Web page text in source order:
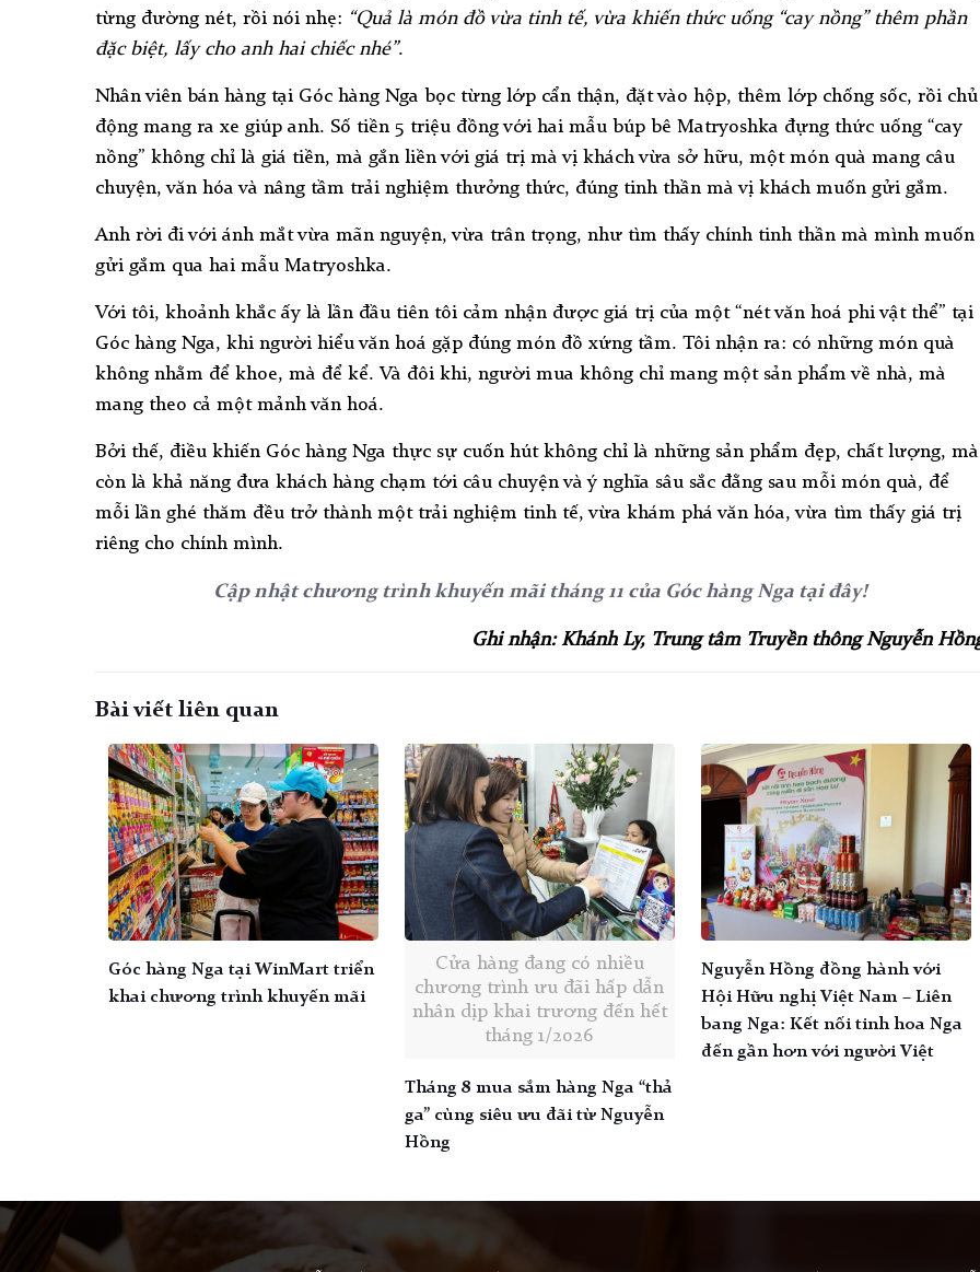
từng đường nét, rồi nói nhẹ: “Quả là món đồ vừa tinh tế, vừa khiến thức uống “cay nồng” thêm phần
đặc biệt, lấy cho anh hai chiếc nhé”.
Nhân viên bán hàng tại Góc hàng Nga bọc từng lớp cẩn thận, đặt vào hộp, thêm lớp chống sốc, rồi chủ
động mang ra xe giúp anh. Số tiền 5 triệu đồng với hai mẫu búp bê Matryoshka đựng thức uống “cay
nồng” không chỉ là giá tiền, mà gắn liền với giá trị mà vị khách vừa sở hữu, một món quà mang câu
chuyện, văn hóa và nâng tầm trải nghiệm thưởng thức, đúng tinh thần mà vị khách muốn gửi gắm.
Anh rời đi với ánh mắt vừa mãn nguyện, vừa trân trọng, như tìm thấy chính tinh thần mà mình muốn
gửi gắm qua hai mẫu Matryoshka.
Với tôi, khoảnh khắc ấy là lần đầu tiên tôi cảm nhận được giá trị của một “nét văn hoá phi vật thể” tại
Góc hàng Nga, khi người hiểu văn hoá gặp đúng món đồ xứng tầm. Tôi nhận ra: có những món quà
không nhằm để khoe, mà để kể. Và đôi khi, người mua không chỉ mang một sản phẩm về nhà, mà
mang theo cả một mảnh văn hoá.
Bởi thế, điều khiến Góc hàng Nga thực sự cuốn hút không chỉ là những sản phẩm đẹp, chất lượng, mà
còn là khả năng đưa khách hàng chạm tới câu chuyện và ý nghĩa sâu sắc đằng sau mỗi món quà, để
mỗi lần ghé thăm đều trở thành một trải nghiệm tinh tế, vừa khám phá văn hóa, vừa tìm thấy giá trị
riêng cho chính mình.
Cập nhật chương trình khuyến mãi tháng 11 của Góc hàng Nga tại đây!
Ghi nhận: Khánh Ly, Trung tâm Truyền thông Nguyễn
Bài viết liên quan
Góc hàng Nga tại WinMart triển
khai chương trình khuyến mãi
Cửa hàng đang có nhiều
chương trình ưu đãi hấp dẫn
nhân dịp khai trương đến hết
tháng 1/2026
Tháng 8 mua sắm hàng Nga “thả
ga” cùng siêu ưu đãi từ Nguyễn
Hồng
Nguyễn Hồng đồng hành với
Hội Hữu nghị Việt Nam – Liên
bang Nga: Kết nối tinh hoa Nga
đến gần hơn với người Việt